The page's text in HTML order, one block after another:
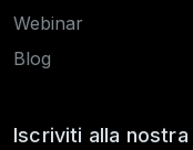
Webinar
Blog
Iscriviti alla